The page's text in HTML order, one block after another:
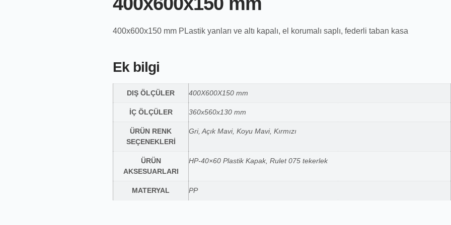
400x600x150 mm PLastik yanları ve altı kapalı, el korumalı saplı, federli taban kasa
Ek bilgi
DIŞ ÖLÇÜLER 400X600X150 mm
İÇ ÖLÇÜLER 360x560x130 mm
ÜRÜN RENK
SEÇENEKLERİ
Gri, Açık Mavi, Koyu Mavi, Kırmızı
ÜRÜN
AKSESUARLARI
HP-40×60 Plastik Kapak, Rulet 075 tekerlek
MATERYAL PP